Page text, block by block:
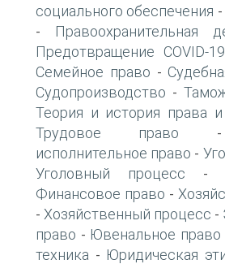
социального обеспечения -
- Правоохранительная
Предотвращение COVID-19
Семейное право -
Судопроизводство -
Теория и история права и
Трудовое право
исполнительное право -
Уголовный процесс -
Финансовое право -
- Хозяйственный процесс -
право - Ювенальное право
техника - Юридическая